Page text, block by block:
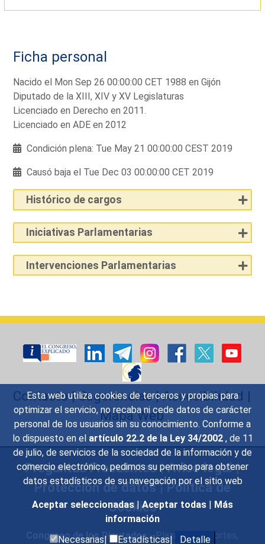
Esta web utiliza cookies de terceros y propias para
optimizar el servicio, no recaba ni cede datos de carácter
personal de los usuarios sin su conocimiento. Conforme a
lo dispuesto en el artículo 22.2 de la Ley 34/2002 , de 11
de julio, de servicios de la sociedad de la información y de
comercio electrónico, pedimos su permiso para obtener
datos estadísticos de su navegación por el sitio web
Aceptar seleccionadas | Aceptar todas | Más
información
Necesarias|
Estadísticas| Detalle
Ficha personal
Nacido el Mon Sep 26 00:00:00 CET 1988 en Gijón
Diputado de la XIII, XIV y XV Legislaturas
Licenciado en Derecho en 2011.
Licenciado en ADE en 2012
Condición plena: Tue May 21 00:00:00 CEST 2019
Causó baja el Tue Dec 03 00:00:00 CET 2019
Histórico de cargos
Iniciativas Parlamentarias
Intervenciones Parlamentarias
Contacto|Sugerencias|Accesibilidad |
Mapa Web
Preguntas Frecuentes|Aviso legal|
Protección de datos|Política de
Cookies
Congreso de los Diputados- Plaza de las Cortes,